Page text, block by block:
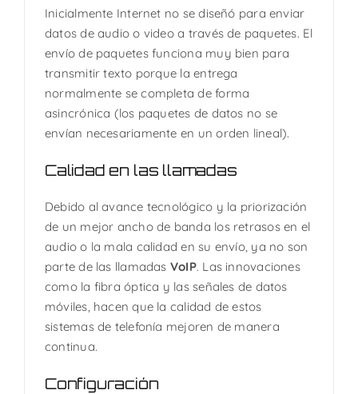
Inicialmente Internet no se diseñó para enviar
datos de audio o video a través de paquetes. El
envío de paquetes funciona muy bien para
transmitir texto porque la entrega
normalmente se completa de forma
asincrónica (los paquetes de datos no se
envían necesariamente en un orden lineal).
Calidad en las llamadas
Debido al avance tecnológico y la priorización
de un mejor ancho de banda los retrasos en el
audio o la mala calidad en su envío, ya no son
parte de las llamadas VoIP. Las innovaciones
como la fibra óptica y las señales de datos
móviles, hacen que la calidad de estos
sistemas de telefonía mejoren de manera
continua.
Configuración